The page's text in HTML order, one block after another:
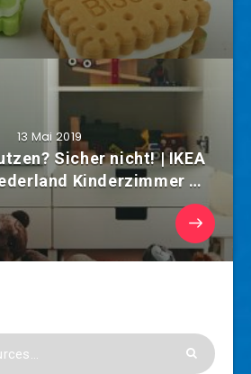
13 Mai 2019
Sicher nicht! | IKEA
Kinderzimmer …